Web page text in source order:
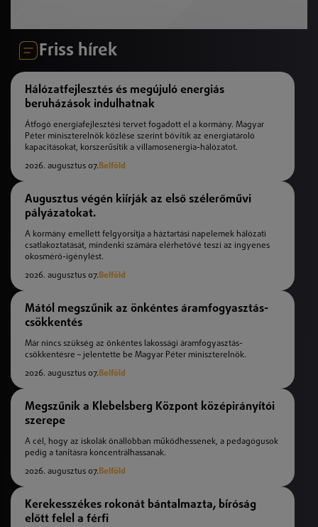
Friss hírek
Hálózatfejlesztés és megújuló energiás
beruházások indulhatnak
Átfogó energiafejlesztési tervet fogadott el a kormány. Magyar
Péter miniszterelnök közlése szerint bővítik az energiatároló
kapacitásokat, korszerűsítik a villamosenergia-hálózatot.
2026. augusztus 07.Belföld
Augusztus végén kiírják az első szélerőművi
pályázatokat.
A kormány emellett felgyorsítja a háztartási napelemek hálózati
csatlakoztatását, mindenki számára elérhetővé teszi az ingyenes
okosmérő-igénylést.
2026. augusztus 07.Belföld
Mától megszűnik az önkéntes áramfogyasztás-
csökkentés
Már nincs szükség az önkéntes lakossági áramfogyasztás-
csökkentésre – jelentette be Magyar Péter miniszterelnök.
2026. augusztus 07.Belföld
Megszűnik a Klebelsberg Központ középirányítói
szerepe
A cél, hogy az iskolák önállóbban működhessenek, a pedagógusok
pedig a tanításra koncentrálhassanak.
2026. augusztus 07.Belföld
Kerekesszékes rokonát bántalmazta, bíróság
előtt felel a férfi